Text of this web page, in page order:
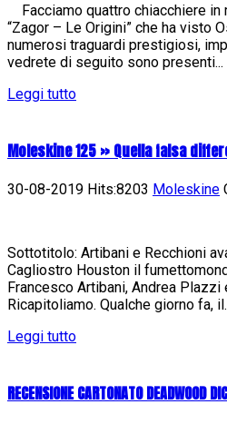
Facciamo quattro chiacchiere in
“Zagor – Le Origini” che ha visto
numerosi traguardi prestigiosi,
vedrete di seguito sono presenti...
Leggi tutto
Moleskine 125 » Quella falsa
30-08-2019 Hits:8203 Moleskine
Sottotitolo: Artibani e Recchioni
Cagliostro Houston il
Francesco Artibani, Andrea
Ricapitoliamo. Qualche giorno fa,
Leggi tutto
RECENSIONE CARTONATO DEADWOOD